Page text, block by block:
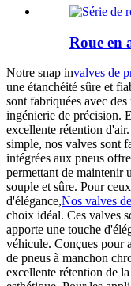
Roue en
Notre snap invalves de
une étanchéité sûre et
sont fabriquées avec
ingénierie de précision.
excellente rétention
simple, nos valves sont
intégrées aux pneus
permettant de maintenir
souple et sûre. Pour
d'élégance,Nos valves
choix idéal. Ces valves
apporte une touche
véhicule. Conçues pour
de pneus à manchon
excellente rétention de